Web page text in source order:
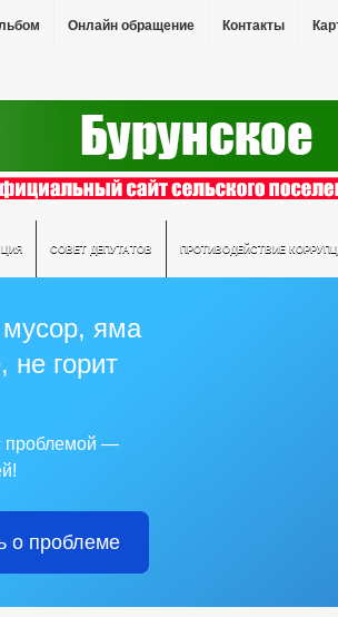
Онлайн обращение Контакты
СОВЕТ ДЕПУТАТОВ ПРОТИВОДЕЙСТВИЕ
яма
не горит
проблемой —
о проблеме